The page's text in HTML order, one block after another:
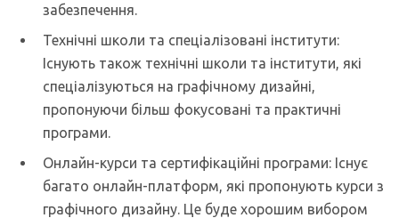
забезпечення.
Технічні школи та спеціалізовані інститути:
Існують також технічні школи та інститути, які
спеціалізуються на графічному дизайні,
пропонуючи більш фокусовані та практичні
програми.
Онлайн-курси та сертифікаційні програми: Існує
багато онлайн-платформ, які пропонують курси з
графічного дизайну. Це буде хорошим вибором